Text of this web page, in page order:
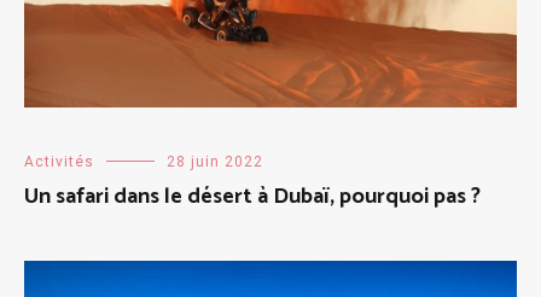
Activités 28 juin 2022
Un safari dans le désert à Dubaï, pourquoi pas ?